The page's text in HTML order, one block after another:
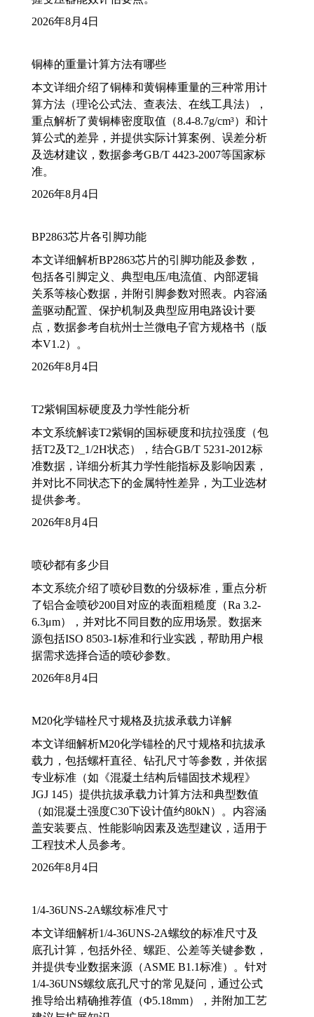
2026年8月4日
铜棒的重量计算方法有哪些
本文详细介绍了铜棒和黄铜棒重量的三种常用计
算方法（理论公式法、查表法、在线工具法），
重点解析了黄铜棒密度取值（8.4-8.7g/cm³）和计
算公式的差异，并提供实际计算案例、误差分析
及选材建议，数据参考GB/T 4423-2007等国家标
准。
2026年8月4日
BP2863芯片各引脚功能
本文详细解析BP2863芯片的引脚功能及参数，
包括各引脚定义、典型电压/电流值、内部逻辑
关系等核心数据，并附引脚参数对照表。内容涵
盖驱动配置、保护机制及典型应用电路设计要
点，数据参考自杭州士兰微电子官方规格书（版
本V1.2）。
2026年8月4日
T2紫铜国标硬度及力学性能分析
本文系统解读T2紫铜的国标硬度和抗拉强度（包
括T2及T2_1/2H状态），结合GB/T 5231-2012标
准数据，详细分析其力学性能指标及影响因素，
并对比不同状态下的金属特性差异，为工业选材
提供参考。
2026年8月4日
喷砂都有多少目
本文系统介绍了喷砂目数的分级标准，重点分析
了铝合金喷砂200目对应的表面粗糙度（Ra 3.2-
6.3μm），并对比不同目数的应用场景。数据来
源包括ISO 8503-1标准和行业实践，帮助用户根
据需求选择合适的喷砂参数。
2026年8月4日
M20化学锚栓尺寸规格及抗拔承载力详解
本文详细解析M20化学锚栓的尺寸规格和抗拔承
载力，包括螺杆直径、钻孔尺寸等参数，并依据
专业标准（如《混凝土结构后锚固技术规程》
JGJ 145）提供抗拔承载力计算方法和典型数值
（如混凝土强度C30下设计值约80kN）。内容涵
盖安装要点、性能影响因素及选型建议，适用于
工程技术人员参考。
2026年8月4日
1/4-36UNS-2A螺纹标准尺寸
本文详细解析1/4-36UNS-2A螺纹的标准尺寸及
底孔计算，包括外径、螺距、公差等关键参数，
并提供专业数据来源（ASME B1.1标准）。针对
1/4-36UNS螺纹底孔尺寸的常见疑问，通过公式
推导给出精确推荐值（Φ5.18mm），并附加工艺